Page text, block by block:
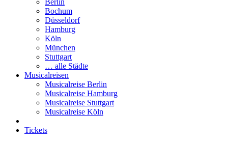
Berlin
Bochum
Düsseldorf
Hamburg
Köln
München
Stuttgart
… alle Städte
Musicalreisen
Musicalreise Berlin
Musicalreise Hamburg
Musicalreise Stuttgart
Musicalreise Köln
Tickets